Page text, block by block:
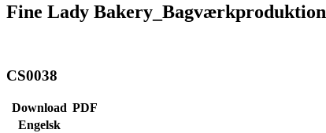
Fine Lady Bakery_Bagværkproduktion
CS0038
Download PDF
Engelsk